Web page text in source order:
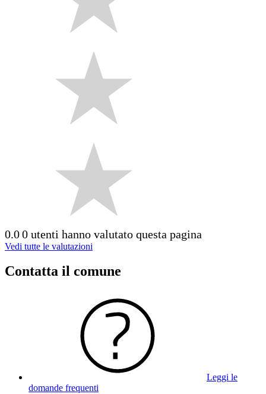
0.00 utenti hanno valutato questa pagina
Vedi tutte le valutazioni
Contatta il comune
Leggi le
domande frequenti